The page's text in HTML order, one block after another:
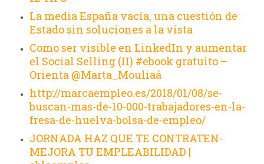
La media España vacía, una cuestión de
Estado sin soluciones a la vista
Como ser visible en LinkedIn y aumentar
el Social Selling (II) #ebook gratuito –
Orienta @Marta_Mouliaá
http://marcaempleo.es/2018/01/08/se-
buscan-mas-de-10-000-trabajadores-en-la-
fresa-de-huelva-bolsa-de-empleo/
JORNADA HAZ QUE TE CONTRATEN-
MEJORA TU EMPLEABILIDAD |